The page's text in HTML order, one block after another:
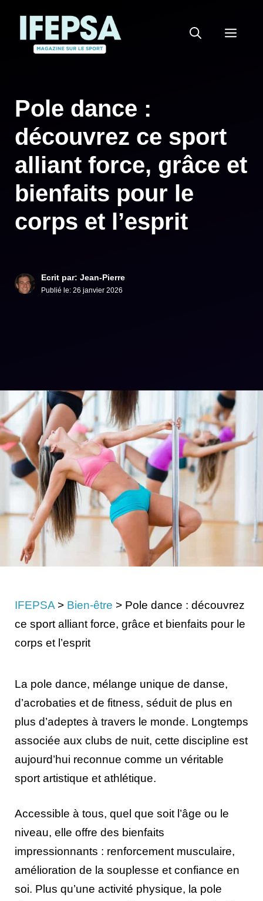
contenu
Pole dance :
découvrez ce sport
alliant force, grâce et
bienfaits pour le
corps et l’esprit
Ecrit par: Jean-Pierre
Publié le: 26 janvier 2026
IFEPSA > Bien-être > Pole dance : découvrez
ce sport alliant force, grâce et bienfaits pour le
corps et l’esprit
La pole dance, mélange unique de danse,
d’acrobaties et de fitness, séduit de plus en
plus d’adeptes à travers le monde. Longtemps
associée aux clubs de nuit, cette discipline est
aujourd’hui reconnue comme un véritable
sport artistique et athlétique.
Accessible à tous, quel que soit l’âge ou le
niveau, elle offre des bienfaits
impressionnants : renforcement musculaire,
amélioration de la souplesse et confiance en
soi. Plus qu’une activité physique, la pole